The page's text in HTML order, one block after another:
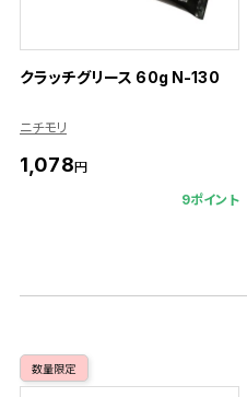
クラッチグリース 60g N-130
ニチモリ
1,078円
9ポイント
数量限定